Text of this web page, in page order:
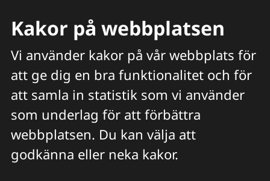
Kakor på webbplatsen
Vi använder kakor på vår webbplats för
att ge dig en bra funktionalitet och för
att samla in statistik som vi använder
som underlag för att förbättra
webbplatsen. Du kan välja att
godkänna eller neka kakor.
Meny Hitta veterinär Sök
Start / Jobba hos oss / Lediga jobb
jobb - annonser / Receptionist till Stenungsund